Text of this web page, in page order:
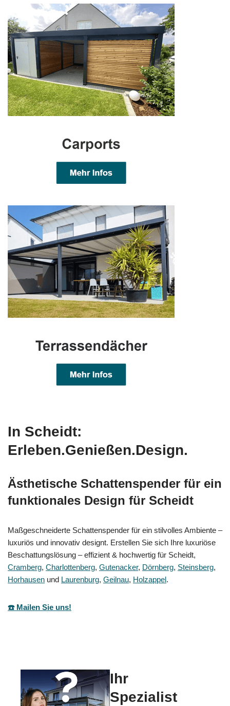
In Scheidt:
Erleben.Genießen.Design.
Ästhetische Schattenspender für ein
funktionales Design für Scheidt
Maßgeschneiderte Schattenspender für ein stilvolles Ambiente –
luxuriös und innovativ designt. Erstellen Sie sich Ihre luxuriöse
Beschattungslösung – effizient & hochwertig für Scheidt,
Cramberg, Charlottenberg, Gutenacker, Dörnberg, Steinsberg,
Horhausen und Laurenburg, Geilnau, Holzappel.
☎️ Mailen Sie uns!
Ihr
Spezialist